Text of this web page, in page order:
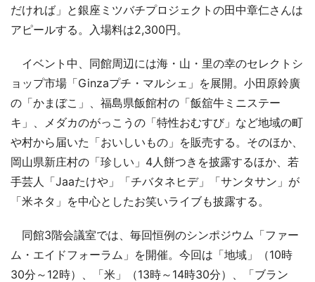
だければ」と銀座ミツバチプロジェクトの田中章仁さんは
アピールする。入場料は2,300円。
イベント中、同館周辺には海・山・里の幸のセレクトシ
ョップ市場「Ginzaプチ・マルシェ」を展開。小田原鈴廣
の「かまぼこ」、福島県飯館村の「飯舘牛ミニステー
キ」、メダカのがっこうの「特性おむすび」など地域の町
や村から届いた「おいしいもの」を販売する。そのほか、
岡山県新庄村の「珍しい」4人餅つきを披露するほか、若
手芸人「Jaaたけや」「チバタネヒデ」「サンタサン」が
「米ネタ」を中心としたお笑いライブも披露する。
同館3階会議室では、毎回恒例のシンポジウム「ファー
ム・エイドフォーラム」を開催。今回は「地域」（10時
30分～12時）、「米」（13時～14時30分）、「ブラン